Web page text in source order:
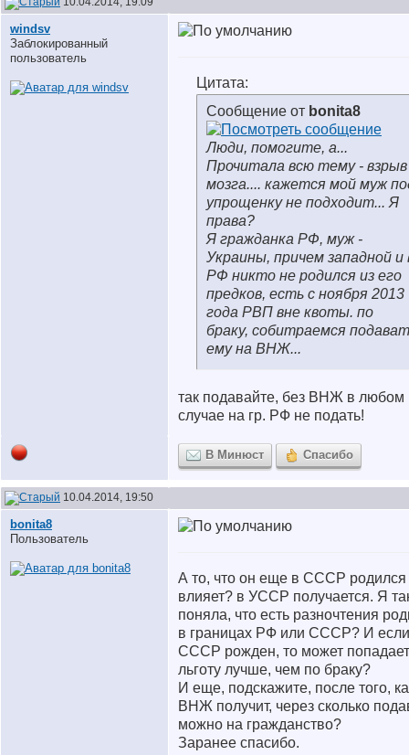
windsv
Заблокированный
пользователь
Цитата:
Сообщение от bonita8
Люди, помогите, а...
Прочитала всю тему - взрыв
мозга.... кажется мой муж
упрощенку не подходит... Я
права?
Я гражданка РФ, муж -
Украины, причем западной и
РФ никто не родился из его
предков, есть с ноября 2013
года РВП вне квоты. по
браку, собитраемся
ему на ВНЖ...
так подавайте, без ВНЖ в любом
случае на гр. РФ не подать!
В Минюст Спасибо
10.04.2014, 19:50
bonita8
Пользователь
А то, что он еще в СССР родился
влияет? в УССР получается. Я
поняла, что есть разночтения
в границах РФ или СССР? И
СССР рожден, то может
льготу лучше, чем по браку?
И еще, подскажите, после того,
ВНЖ получит, через сколько
можно на гражданство?
Заранее спасибо.